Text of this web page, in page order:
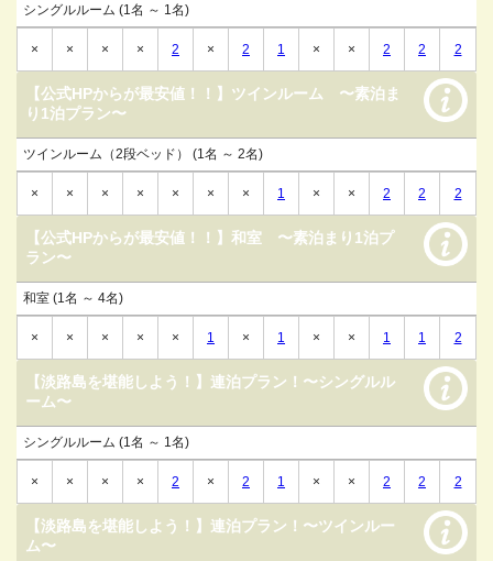
シングルルーム (1名 ～ 1名)
× × × × 2 × 2 1 × × 2 2 2
【公式HPからが最安値！！】ツインルーム 〜素泊ま
り1泊プラン〜
ツインルーム（2段ベッド） (1名 ～ 2名)
× × × × × × × 1 × × 2 2 2
【公式HPからが最安値！！】和室 〜素泊まり1泊プ
ラン〜
和室 (1名 ～ 4名)
× × × × × 1 × 1 × × 1 1 2
【淡路島を堪能しよう！】連泊プラン！〜シングルル
ーム〜
シングルルーム (1名 ～ 1名)
× × × × 2 × 2 1 × × 2 2 2
【淡路島を堪能しよう！】連泊プラン！〜ツインルー
ム〜